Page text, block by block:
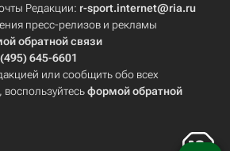
Редакции: r-sport.internet@ria.ru
пресс-релизов и рекламы
обратной связи
645-6601
или сообщить обо всех
формой обратной